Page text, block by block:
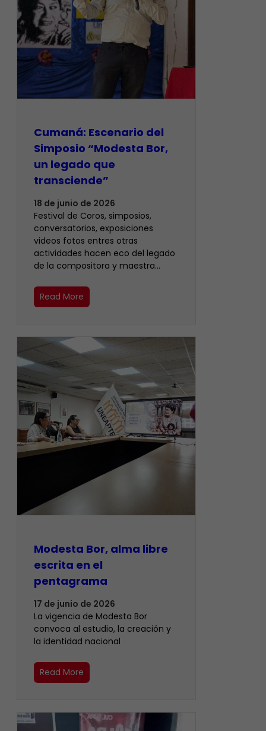
Cumaná: Escenario del
Simposio “Modesta Bor,
un legado que
transciende”
18 de junio de 2026
Festival de Coros, simposios,
conversatorios, exposiciones
videos fotos entres otras
actividades hacen eco del legado
de la compositora y maestra…
Read More
Modesta Bor, alma libre
escrita en el
pentagrama
17 de junio de 2026
La vigencia de Modesta Bor
convoca al estudio, la creación y
la identidad nacional
Read More